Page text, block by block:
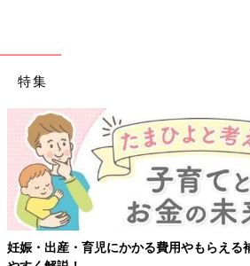
特集
妊娠・出産・育児にかかる費用やもらえる